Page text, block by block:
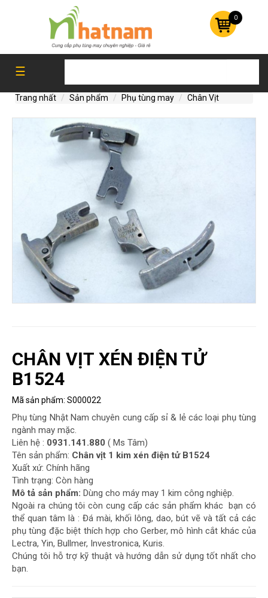
0
CẮT
MAY
GIÁY
MÁY
MAY
CÔNG
NGHIỆP
MÁY
CẮT
VẢI
NỒI
HƠI,
LÒ
HƠI
☰
Trang nhất Sản phẩm Phụ tùng may Chân Vịt
CHÂN VỊT XÉN ĐIỆN TỬ
B1524
Mã sản phẩm: S000022
Phụ tùng Nhật Nam chuyên cung cấp sỉ & lẻ các loại phụ tùng
ngành may mặc.
Liên hệ : 0931.141.880 ( Ms Tâm)
Tên sản phẩm: Chân vịt 1 kim xén điện tử B1524
Xuất xứ: Chính hãng
Tình trạng: Còn hàng
Mô tả sản phẩm: Dùng cho máy may 1 kim công nghiệp.
Ngoài ra chúng tôi còn cung cấp các sản phẩm khác bạn có
thể quan tâm là : Đá mài, khối lông, dao, bút vẽ và tất cả các
phụ tùng đặc biệt thích hợp cho Gerber, mô hình cắt khác của
Lectra, Yin, Bullmer, Investronica, Kuris.
Chúng tôi hỗ trợ kỹ thuật và hướng dẫn sử dụng tốt nhất cho
bạn.